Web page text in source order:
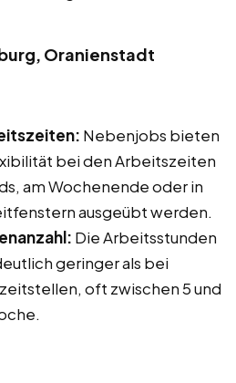
Oranienstadt
Nebenjobs bieten
bei den Arbeitszeiten
am Wochenende oder in
ausgeübt werden.
Die Arbeitsstunden
geringer als bei
oft zwischen 5 und